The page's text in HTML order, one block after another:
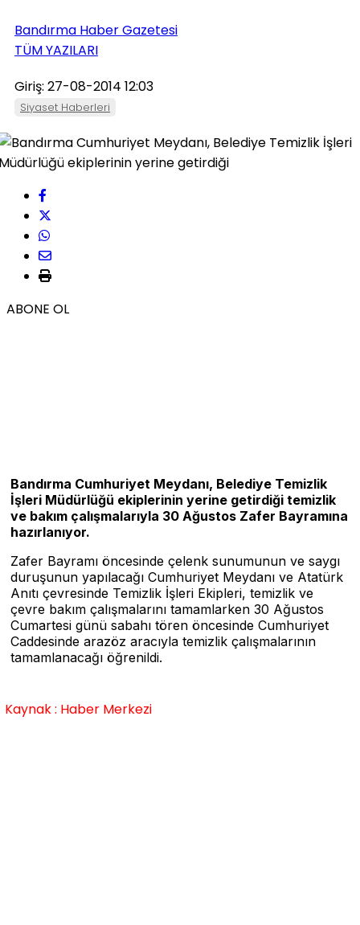
Bandırma Haber Gazetesi
TÜM YAZILARI
Giriş: 27-08-2014 12:03
Siyaset Haberleri
ABONE OL
Bandırma Cumhuriyet Meydanı, Belediye Temizlik
İşleri Müdürlüğü ekiplerinin yerine getirdiği temizlik
ve bakım çalışmalarıyla 30 Ağustos Zafer Bayramına
hazırlanıyor.
Zafer Bayramı öncesinde çelenk sunumunun ve saygı
duruşunun yapılacağı Cumhuriyet Meydanı ve Atatürk
Anıtı çevresinde Temizlik İşleri Ekipleri, temizlik ve
çevre bakım çalışmalarını tamamlarken 30 Ağustos
Cumartesi günü sabahı tören öncesinde Cumhuriyet
Caddesinde arazöz aracıyla temizlik çalışmalarının
tamamlanacağı öğrenildi.
: Haber Merkezi